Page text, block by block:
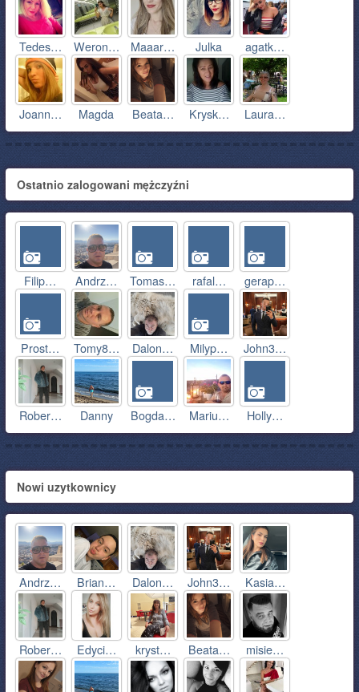
Tedes… Weron… Maaar… Julka agatk…
Joann… Magda Beata… Krysk… Laura…
Ostatnio zalogowani mężczyźni
Filip… Andrz… Tomas… rafal… gerap…
Prost… Tomy8… Dalon… Milyp… John3…
Rober… Danny Bogda… Mariu… Holly…
Nowi uzytkownicy
Andrz… Brian… Dalon… John3… Kasia…
Rober… Edyci… kryst… Beata… misie…